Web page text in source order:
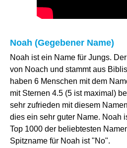
Noah (Gegebener Name)
Noah ist ein Name für Jungs.
von Noach und stammt aus
haben 6 Menschen mit dem
mit Sternen 4.5 (5 ist maximal)
sehr zufrieden mit diesem
dies ein sehr guter Name. Noah
Top 1000 der beliebtesten
Spitzname für Noah ist "No".